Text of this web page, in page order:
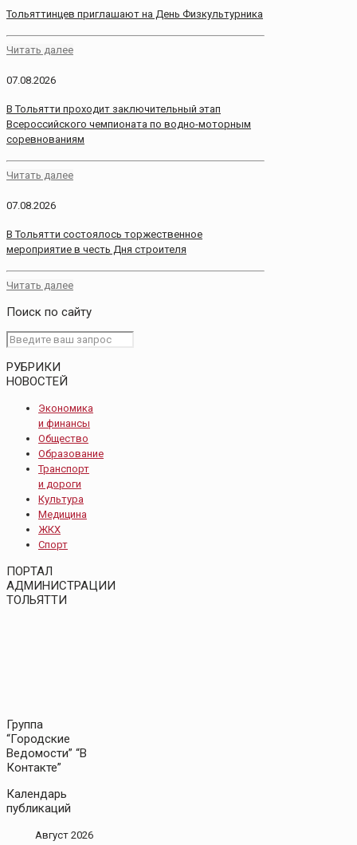
Тольяттинцев приглашают на День Физкультурника
Читать далее
07.08.2026
В Тольятти проходит заключительный этап
Всероссийского чемпионата по водно-моторным
соревнованиям
Читать далее
07.08.2026
В Тольятти состоялось торжественное
мероприятие в честь Дня строителя
Читать далее
Поиск по сайту
РУБРИКИ
НОВОСТЕЙ
Экономика
и финансы
Общество
Образование
Транспорт
и дороги
Культура
Медицина
ЖКХ
Спорт
ПОРТАЛ
АДМИНИСТРАЦИИ
ТОЛЬЯТТИ
Группа
“Городские
Ведомости” “В
Контакте”
Календарь
публикаций
Август 2026